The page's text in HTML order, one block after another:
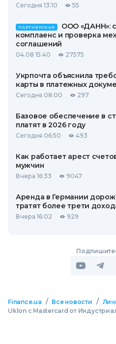
Сегодня 13:10 55
ПАРТНЕРСКАЯ
ООО «ДАНН»:
комплаенс и проверка
соглашений
04.08 15:40 27575
Укрпочта объяснила
карты в платежных
Сегодня 08:00 297
Базовое обеспечение в
платят в 2026 году
Сегодня 06:50 493
Как работает арест
мужчин
Вчера 16:33 9047
Аренда в Германии
тратят более трети
Вчера 16:02 929
Finance.ua / Все новости /
Uklon с Mastercard от